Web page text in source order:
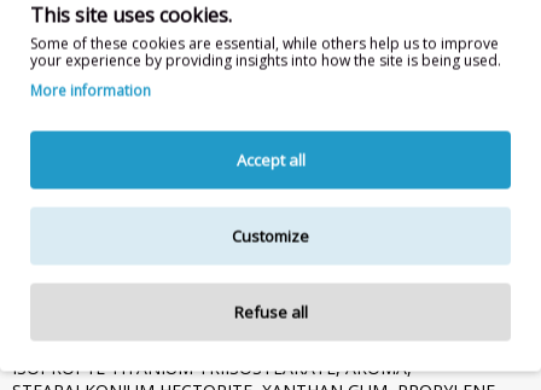
διορθώνει τις ατέλειες και εξαφανίζει τις κοκκινίλες, τις κηλίδες
και τα αντιαισθητικά αγγεία.Paraben free. 6ml
Οδηγίες Χρήσης:Εφαρμόστε στα σημεία του προσώπου που
επιθυμείτε. Το βελούδινο απλικατέρ καθιστά εύκολη την
εφαρμογή, χαρίζοντας ακρίβεια και ένα επαγγελματικό
αποτέλεσμα. Ολοκληρώστε το μακιγιάζ σας με το Complete
Coverage Concealer ή με το αγαπημένο σας foundation.
Συστατικά:AQUA, DIMETHICONE, GLASS BEADS, METHYL
TRIMETHICONE, HDI/TRIMETHYLOL HEXYLLACTONE
ACRYLATES/DIMETHICONE COPOLYMER, DIMETHICONE/PEG-
10/15 CROSSPOLYMER, PHENOXYETHANOL,
DIMETHICONE/VINYL DIMETHICONE CROSSPOLYMER,
ISOPROPYL TITANIUM TRIISOSTEARATE, AROMA,
This site uses cookies.
Some of these cookies are essential, while others help us to improve
your experience by providing insights into how the site is being used.
More information
Accept all
Customize
Refuse all